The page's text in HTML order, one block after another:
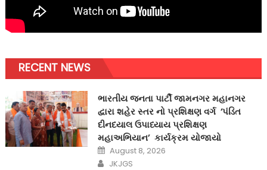
RECENT NEWS
ભારતીય જનતા પાર્ટી જામનગર મહાનગર
દ્વારા શહેર સ્તર નો પ્રશિક્ષણ વર્ગ ‘પંડિત
દીનદયાલ ઉપાધ્યાય પ્રશિક્ષણ
મહાઅભિયાન’ કાર્યક્રમ યોજાયો
Posted
on
August 8, 2026
Author
JKJGS